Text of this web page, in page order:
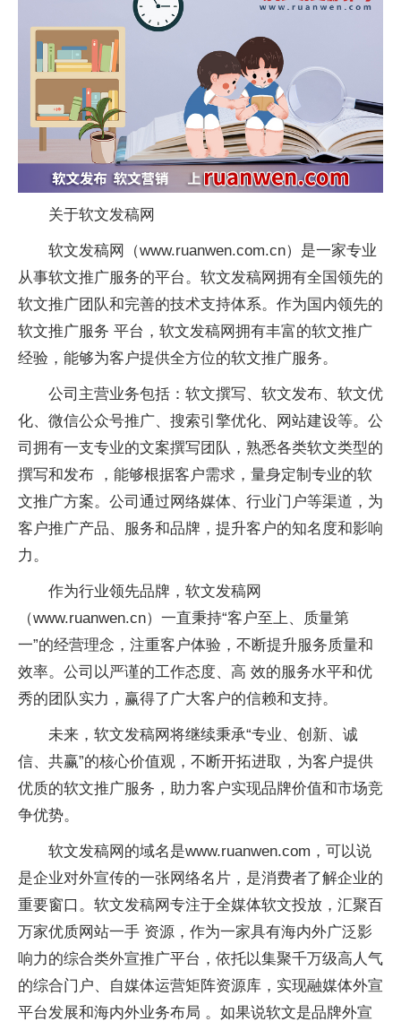
关于软文发稿网
软文发稿网（www.ruanwen.com.cn）是一家专业
从事软文推广服务的平台。软文发稿网拥有全国领先的
软文推广团队和完善的技术支持体系。作为国内领先的
软文推广服务 平台，软文发稿网拥有丰富的软文推广
经验，能够为客户提供全方位的软文推广服务。
公司主营业务包括：软文撰写、软文发布、软文优
化、微信公众号推广、搜索引擎优化、网站建设等。公
司拥有一支专业的文案撰写团队，熟悉各类软文类型的
撰写和发布 ，能够根据客户需求，量身定制专业的软
文推广方案。公司通过网络媒体、行业门户等渠道，为
客户推广产品、服务和品牌，提升客户的知名度和影响
力。
作为行业领先品牌，软文发稿网
（www.ruanwen.cn）一直秉持“客户至上、质量第
一”的经营理念，注重客户体验，不断提升服务质量和
效率。公司以严谨的工作态度、高 效的服务水平和优
秀的团队实力，赢得了广大客户的信赖和支持。
未来，软文发稿网将继续秉承“专业、创新、诚
信、共赢”的核心价值观，不断开拓进取，为客户提供
优质的软文推广服务，助力客户实现品牌价值和市场竞
争优势。
软文发稿网的域名是www.ruanwen.com，可以说
是企业对外宣传的一张网络名片，是消费者了解企业的
重要窗口。软文发稿网专注于全媒体软文投放，汇聚百
万家优质网站一手 资源，作为一家具有海内外广泛影
响力的综合类外宣推广平台，依托以集聚千万级高人气
的综合门户、自媒体运营矩阵资源库，实现融媒体外宣
平台发展和海内外业务布局 。如果说软文是品牌外宣